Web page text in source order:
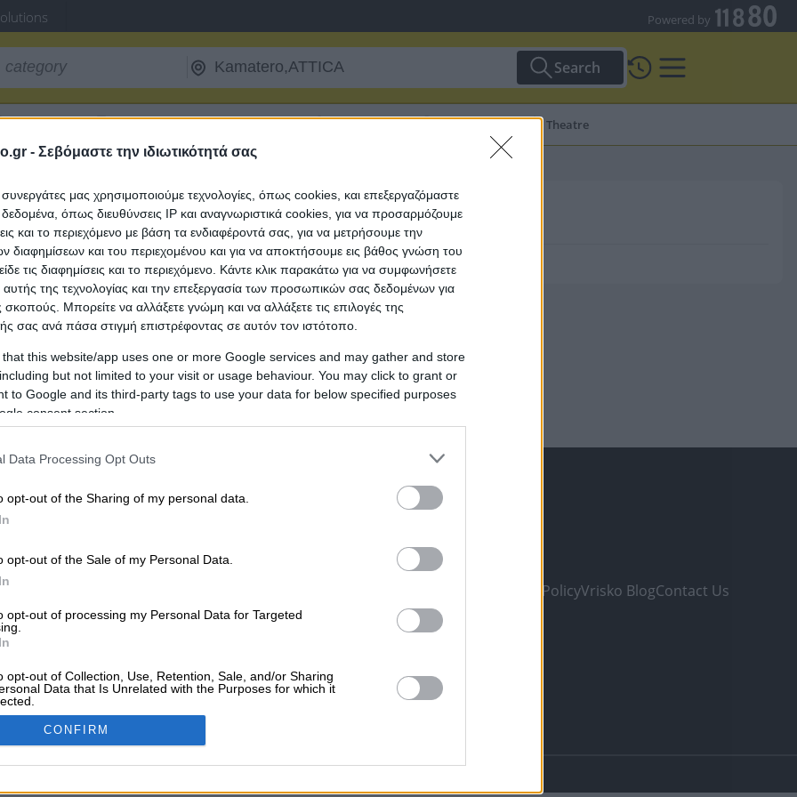
- Σεβόμαστε την ιδιωτικότητά σας
συνεργάτες μας χρησιμοποιούμε τεχνολογίες, όπως cookies, και επεξεργαζόμαστε
όπως διευθύνσεις IP και αναγνωριστικά cookies, για να προσαρμόζουμε
και το περιεχόμενο με βάση τα ενδιαφέροντά σας, για να μετρήσουμε την
διαφημίσεων και του περιεχομένου και για να αποκτήσουμε εις βάθος γνώση του
τις διαφημίσεις και το περιεχόμενο. Κάντε κλικ παρακάτω για να συμφωνήσετε
της τεχνολογίας και την επεξεργασία των προσωπικών σας δεδομένων για
Μπορείτε να αλλάξετε γνώμη και να αλλάξετε τις επιλογές της
σας ανά πάσα στιγμή επιστρέφοντας σε αυτόν τον ιστότοπο.
that this website/app uses one or more Google services and may gather and store
but not limited to your visit or usage behaviour. You may click to grant or
to Google and its third-party tags to use your data for below specified purposes
consent section.
Data Processing Opt Outs
opt-out of the Sharing of my personal data.
opt-out of the Sale of my Personal Data.
opt-out of processing my Personal Data for Targeted
opt-out of Collection, Use, Retention, Sale, and/or Sharing
Data that Is Unrelated with the Purposes for which it
CONFIRM
Powered by
Search
Ferry Routes Fuel Prices Postal Codes Tax ID Cinema Theatre
Kamatero, ATTICA
DentistsCar Garages
ADVERTISE SOLUTIONS
Advertise with Us Add a Free Listing
Kavala
ABOUT VRISKO.GR
Privacy PolicyVrisko BlogContact Us
Tax Identification Number